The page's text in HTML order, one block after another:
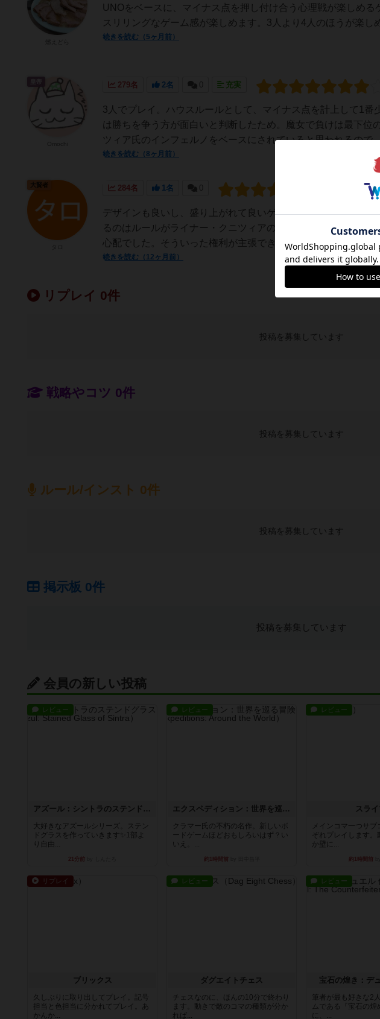
UNOをベースに、マイナス点を押し付け合う心理戦が楽しめ
スリリングなゲーム感が楽しめます。3人より4人のほうが楽し
続きを読む（5ヶ月前）
279名 2名 0 充実
3人でプレイ。ハウスルールとして、マイナス点を計上して1番
は勝ちを争う方が面白いと判断したため。魔女で負けは最下位
ツィア氏のインフェルノをベースにされていると思われるので
続きを読む（8ヶ月前）
皇帝
284名 1名 0
デザインも良いし、盛り上がれて良いゲームでした。同卓した
るのはルールがライナー・クニツィアのインフェルノと90%く
心配でした。そういった権利が主張できるのかは知りませんが
続きを読む（12ヶ月前）
大賢者
リプレイ 0件
投稿を募集しています
戦略やコツ 0件
投稿を募集しています
ルール/インスト 0件
投稿を募集しています
掲示板 0件
投稿を募集しています
会員の新しい投稿
レビュー
アズール：シントラのステンドグラス
大好きなアズールシリーズ。ステン
ドグラスを作っていきます✨1部よ
り自由...
21分前
レビュー
エクスペディション：世界を巡る冒険
クラマー氏の不朽の名作。新しいボ
ードゲームほどおもしろいはず？い
いえ。...
約1時間前
レビュー
スラ
メインコマ一つサブ
ぞれプレイします。
か壁に...
約1時間前
リプレイ
ブリックス
久しぶりに取り出してプレイ。記号
担当と色担当に分かれてプレイ。あ
かんか...
レビュー
ダグエイトチェス
チェスなのに、ほんの10分で終わり
ます。動きで敵のコマの種類が分か
れば...
レビュー
宝石の煌き：デ
筆者が最も好きな2
ムである『宝石の煌
に、...